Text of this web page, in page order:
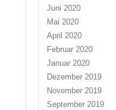
Juni 2020
Mai 2020
April 2020
Februar 2020
Januar 2020
Dezember 2019
November 2019
September 2019